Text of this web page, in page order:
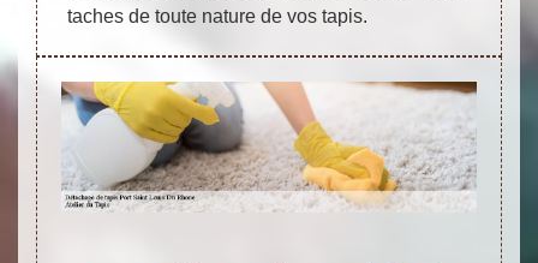
taches de toute nature de vos tapis.